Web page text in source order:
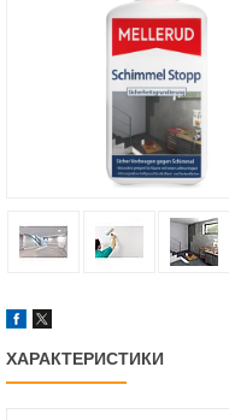
ХАРАКТЕРИСТИКИ